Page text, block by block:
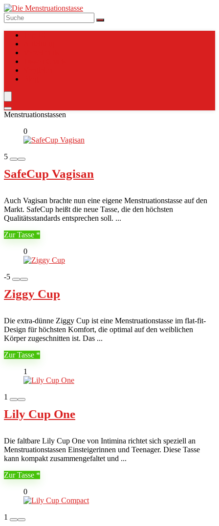
Menstruationstassen
0
5
SafeCup Vagisan
Auch Vagisan brachte nun eine eigene Menstruationstasse auf den
Markt. SafeCup heißt die neue Tasse, die den höchsten
Qualitätsstandards entsprechen soll. ...
Zur Tasse
0
-5
Ziggy Cup
Die extra-dünne Ziggy Cup ist eine Menstruationstasse im flat-fit-
Design für höchsten Komfort, die optimal auf den weiblichen
Körper zugeschnitten ist. Das ...
Zur Tasse
1
1
Lily Cup One
Die faltbare Lily Cup One von Intimina richtet sich speziell an
Menstruationstassen Einsteigerinnen und Teenager. Diese Tasse
kann kompakt zusammengefaltet und ...
Zur Tasse
0
1